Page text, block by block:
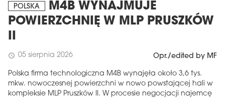
POLSKA
M4B WYNAJMUJE
POWIERZCHNIĘ W MLP PRUSZKÓW
II
schedule 05 sierpnia 2026 Opr./edited by MF
Polska firma technologiczna M4B wynajęła około 3,6 tys.
mkw. nowoczesnej powierzchni w nowo powstającej hali w
kompleksie MLP Pruszków II. W procesie negocjacji najemcę